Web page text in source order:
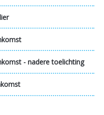
- nadere toelichting